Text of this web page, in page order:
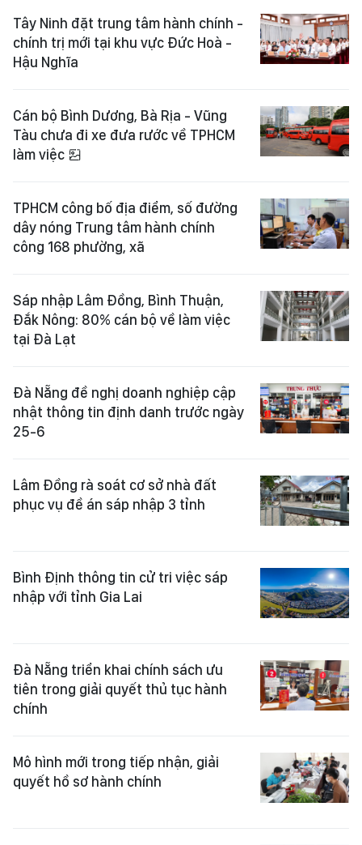
Tây Ninh đặt trung tâm hành chính -
chính trị mới tại khu vực Đức Hoà -
Hậu Nghĩa
Cán bộ Bình Dương, Bà Rịa - Vũng
Tàu chưa đi xe đưa rước về TPHCM
làm việc
TPHCM công bố địa điểm, số đường
dây nóng Trung tâm hành chính
công 168 phường, xã
Sáp nhập Lâm Đồng, Bình Thuận,
Đắk Nông: 80% cán bộ về làm việc
tại Đà Lạt
Đà Nẵng đề nghị doanh nghiệp cập
nhật thông tin định danh trước ngày
25-6
Lâm Đồng rà soát cơ sở nhà đất
phục vụ đề án sáp nhập 3 tỉnh
Bình Định thông tin cử tri việc sáp
nhập với tỉnh Gia Lai
Đà Nẵng triển khai chính sách ưu
tiên trong giải quyết thủ tục hành
chính
Mô hình mới trong tiếp nhận, giải
quyết hồ sơ hành chính